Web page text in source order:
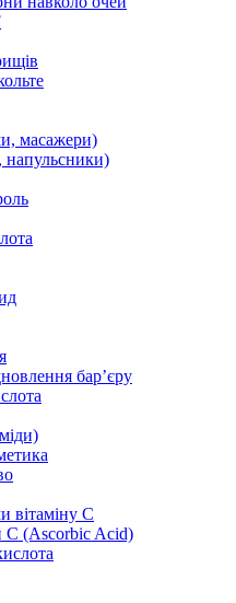
масажери)
напульсники)
бар’єру
вітаміну С
С (Ascorbic Acid)